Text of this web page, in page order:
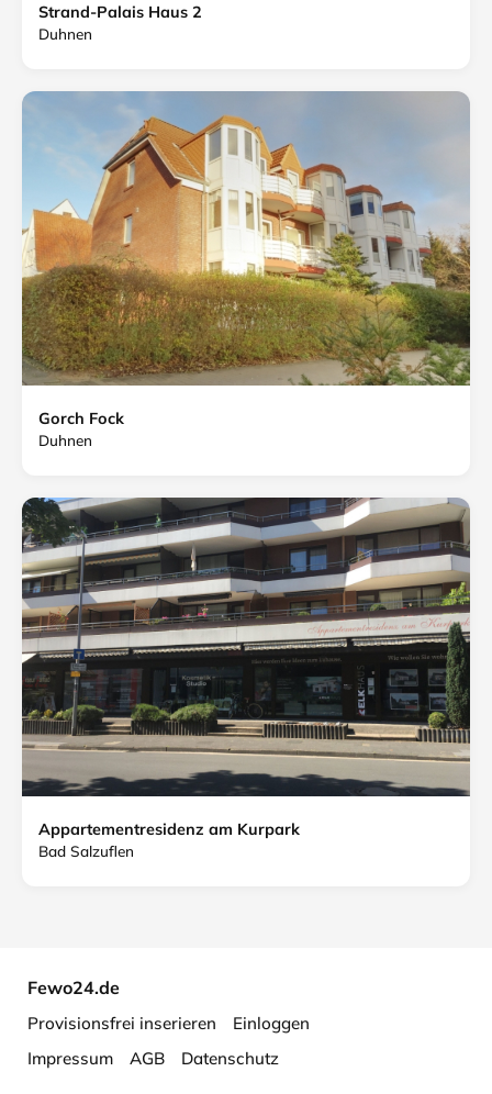
Strand-Palais Haus 2
Duhnen
Gorch Fock
Duhnen
Appartementresidenz am Kurpark
Bad Salzuflen
Fewo24.de
Provisionsfrei inserieren
Einloggen
Impressum
AGB Datenschutz